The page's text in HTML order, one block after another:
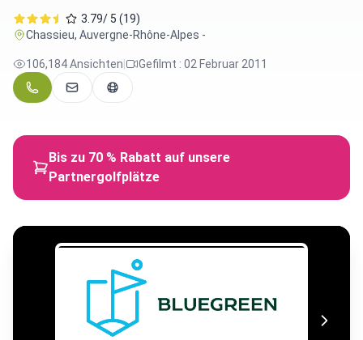
3.79/ 5 (19)
Chassieu, Auvergne-Rhône-Alpes -
106,184 Ansichten Gefilmt : 02 Februar 2011
Bis zu 70 % Rabatt auf unsere
Partnergolfplätze